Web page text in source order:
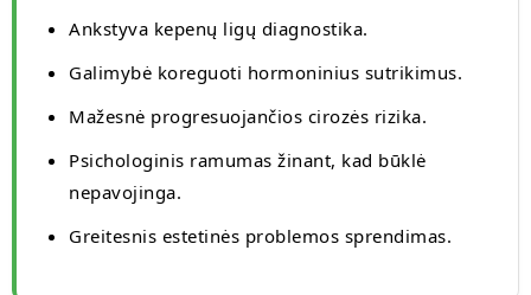
Ankstyva kepenų ligų diagnostika.
Galimybė koreguoti hormoninius sutrikimus.
Mažesnė progresuojančios cirozės rizika.
Psichologinis ramumas žinant, kad būklė
nepavojinga.
Greitesnis estetinės problemos sprendimas.